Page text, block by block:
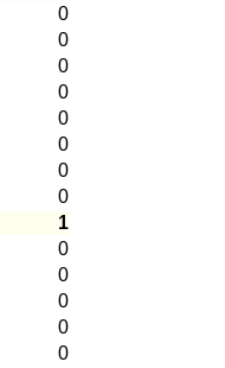
0
0
0
0
0
0
0
0
1
0
0
0
0
0